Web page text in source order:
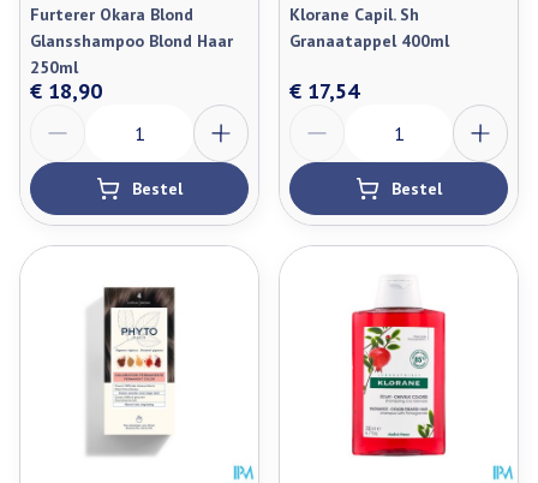
Furterer Okara Blond
Glansshampoo Blond Haar
250ml
€ 18,90
Bestel
Klorane Capil. Sh
Granaatappel 400ml
€ 17,54
Bestel